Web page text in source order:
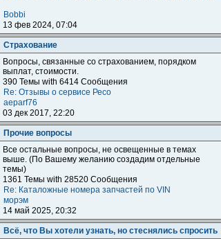
Bobbi
13 фев 2024, 07:04
Страхование
Вопросы, связанные со страхованием, порядком
выплат, стоимости.
390 Темы with 6414 Сообщения
Re: Отзывы о сервисе Ресо
aeparf76
03 дек 2017, 22:20
Прочие вопросы
Все остальные вопросы, не освещенные в темах
выше. (По Вашему желанию создадим отдельные
темы)
1361 Темы with 28520 Сообщения
Re: Каталожные номера запчастей по VIN
морэм
14 май 2025, 20:32
Всё, что Вы хотели узнать, но стеснялись спросить